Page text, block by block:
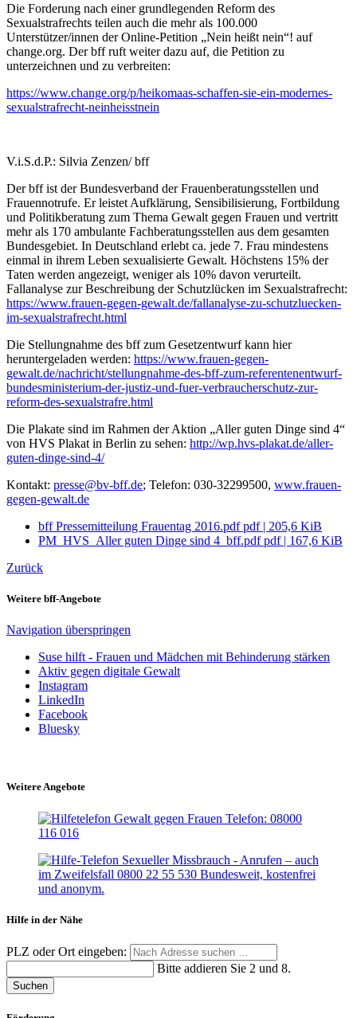
Die Forderung nach einer grundlegenden Reform des
Sexualstrafrechts teilen auch die mehr als 100.000
Unterstützer/innen der Online-Petition „Nein heißt nein“! auf
change.org. Der bff ruft weiter dazu auf, die Petition zu
unterzeichnen und zu verbreiten:
https://www.change.org/p/heikomaas-schaffen-sie-ein-modernes-
sexualstrafrecht-neinheisstnein
V.i.S.d.P.: Silvia Zenzen/ bff
Der bff ist der Bundesverband der Frauenberatungsstellen und
Frauennotrufe. Er leistet Aufklärung, Sensibilisierung, Fortbildung
und Politikberatung zum Thema Gewalt gegen Frauen und vertritt
mehr als 170 ambulante Fachberatungsstellen aus dem gesamten
Bundesgebiet. In Deutschland erlebt ca. jede 7. Frau mindestens
einmal in ihrem Leben sexualisierte Gewalt. Höchstens 15% der
Taten werden angezeigt, weniger als 10% davon verurteilt.
Fallanalyse zur Beschreibung der Schutzlücken im Sexualstrafrecht:
https://www.frauen-gegen-gewalt.de/fallanalyse-zu-schutzluecken-
im-sexualstrafrecht.html
Die Stellungnahme des bff zum Gesetzentwurf kann hier
heruntergeladen werden: https://www.frauen-gegen-
gewalt.de/nachricht/stellungnahme-des-bff-zum-referentenentwurf-
bundesministerium-der-justiz-und-fuer-verbraucherschutz-zur-
reform-des-sexualstrafre.html
Die Plakate sind im Rahmen der Aktion „Aller guten Dinge sind 4“
von HVS Plakat in Berlin zu sehen: http://wp.hvs-plakat.de/aller-
guten-dinge-sind-4/
Kontakt: presse@bv-bff.de; Telefon: 030-32299500, www.frauen-
gegen-gewalt.de
bff Pressemitteilung Frauentag 2016.pdfpdf| 205,6 KiB
PM_HVS_Aller guten Dinge sind 4_bff.pdfpdf| 167,6 KiB
Zurück
Weitere bff-Angebote
Navigation überspringen
Suse hilft - Frauen und Mädchen mit Behinderung stärken
Aktiv gegen digitale Gewalt
Instagram
LinkedIn
Facebook
Bluesky
Weitere Angebote
Hilfe in der Nähe
PLZ oder Ort eingeben:
Bitte addieren Sie 2 und 8.
Suchen